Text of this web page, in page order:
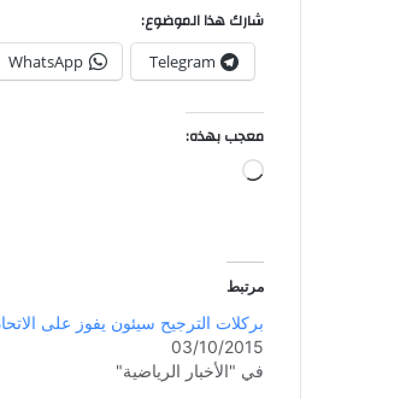
شارك هذا الموضوع:
Telegram
WhatsApp
معجب بهذه:
مرتبط
بركلات الترجيح سيئون يفوز على
03/10/2015
في "الأخبار الرياضية"